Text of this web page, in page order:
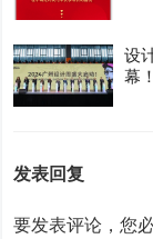
设
幕！
发表回复
要发表评论，您